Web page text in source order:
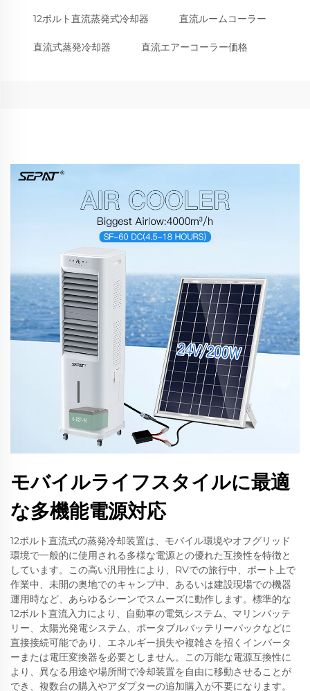
12ボルト直流蒸発式冷却器 直流ルームコーラー
直流式蒸発冷却器 直流エアーコーラー価格
モバイルライフスタイルに最適
な多機能電源対応
12ボルト直流式の蒸発冷却装置は、モバイル環境やオフグリッド
環境で一般的に使用される多様な電源との優れた互換性を特徴と
しています。この高い汎用性により、RVでの旅行中、ボート上で
作業中、未開の奥地でのキャンプ中、あるいは建設現場での機器
運用時など、あらゆるシーンでスムーズに動作します。標準的な
12ボルト直流入力により、自動車の電気システム、マリンバッテ
リー、太陽光発電システム、ポータブルバッテリーパックなどに
直接接続可能であり、エネルギー損失や複雑さを招くインバータ
ーまたは電圧変換器を必要としません。この万能な電源互換性に
より、異なる用途や場所間で冷却装置を自由に移動させることが
でき、複数台の購入やアダプターの追加購入が不要になります。